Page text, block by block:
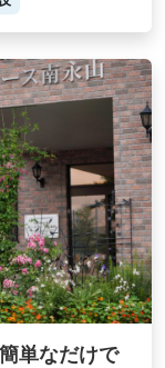
単なだけで